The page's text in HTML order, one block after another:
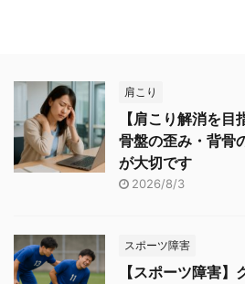
肩こり
【肩こり解消を目
骨盤の歪み・背骨
が大切です
2026/8/3
スポーツ障害
【スポーツ障害